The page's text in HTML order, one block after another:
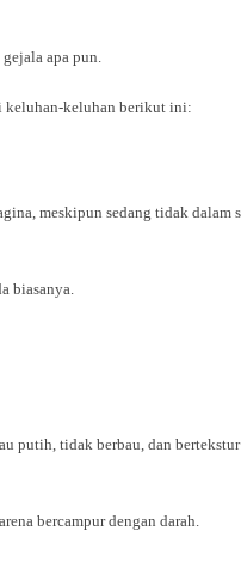
apa pun.
keluhan-keluhan berikut ini:
meskipun sedang tidak dalam
biasanya.
putih, tidak berbau, dan
bercampur dengan darah.